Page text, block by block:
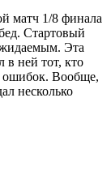
матч 1/8 финала
Стартовый
Эта
в ней тот, кто
ошибок. Вообще,
несколько